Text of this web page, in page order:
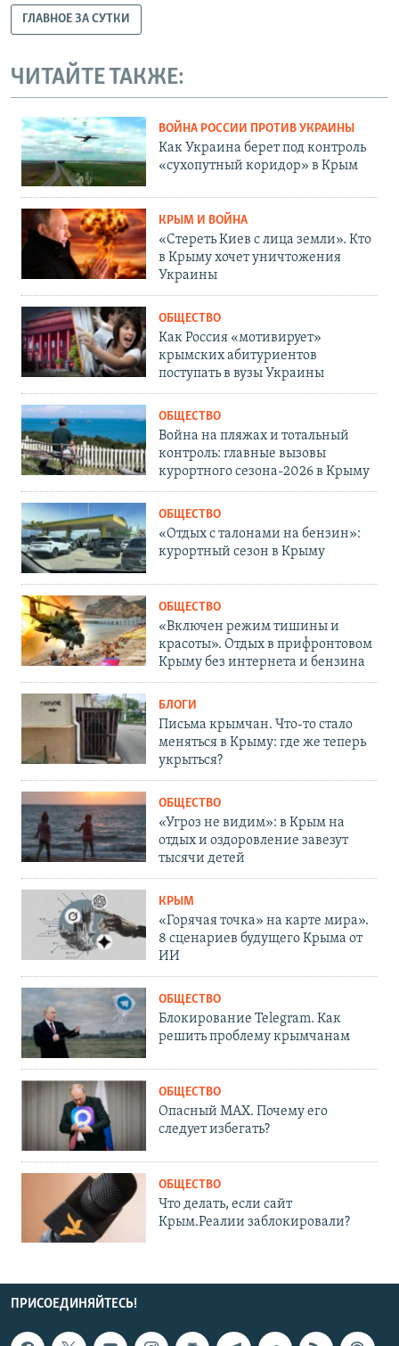
ГЛАВНОЕ ЗА СУТКИ
ЧИТАЙТЕ ТАКЖЕ:
ВОЙНА РОССИИ ПРОТИВ УКРАИНЫ
Как Украина берет под контроль
«сухопутный коридор» в Крым
КРЫМ И ВОЙНА
«Стереть Киев с лица земли». Кто
в Крыму хочет уничтожения
Украины
ОБЩЕСТВО
Как Россия «мотивирует»
крымских абитуриентов
поступать в вузы Украины
ОБЩЕСТВО
Война на пляжах и тотальный
контроль: главные вызовы
курортного сезона-2026 в Крыму
ОБЩЕСТВО
«Отдых с талонами на бензин»:
курортный сезон в Крыму
ОБЩЕСТВО
«Включен режим тишины и
красоты». Отдых в прифронтовом
Крыму без интернета и бензина
БЛОГИ
Письма крымчан. Что-то стало
меняться в Крыму: где же теперь
укрыться?
ОБЩЕСТВО
«Угроз не видим»: в Крым на
отдых и оздоровление завезут
тысячи детей
КРЫМ
«Горячая точка» на карте мира».
8 сценариев будущего Крыма от
ИИ
ОБЩЕСТВО
Блокирование Telegram. Как
решить проблему крымчанам
ОБЩЕСТВО
Опасный MAX. Почему его
следует избегать?
ОБЩЕСТВО
Что делать, если сайт
Крым.Реалии заблокировали?
ПРИСОЕДИНЯЙТЕСЬ!